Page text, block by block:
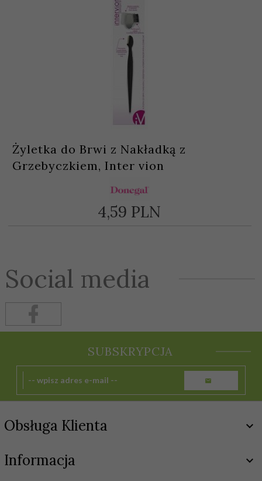
Żyletka do Brwi z Nakładką z
Grzebyczkiem, Inter vion
4,59 PLN
Social media
SUBSKRYPCJA
Obsługa Klienta
Informacja